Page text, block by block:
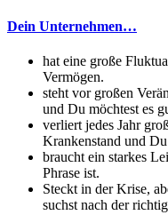
Dein Unternehmen…
hat eine große
Vermögen.
steht vor großen
und Du möchtest es
verliert jedes Jahr
Krankenstand und
braucht ein starkes
Phrase ist.
Steckt in der Krise,
suchst nach der